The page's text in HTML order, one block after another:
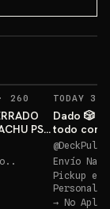
· 260 RECORDATORIOS
PSA
TODAY
Dado 🎲
todo con
@DeckPulse
Envío
Pickup en
Personales
→ No